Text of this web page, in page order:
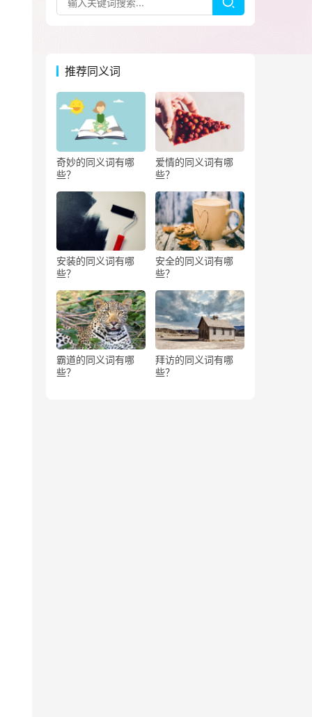
推荐同义词
奇妙的同义词有哪
些？
爱情的同义词有哪
些？
安装的同义词有哪
些？
安全的同义词有哪
些？
霸道的同义词有哪
些？
拜访的同义词有哪
些？